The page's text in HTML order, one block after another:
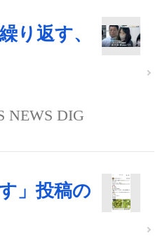
り返す、
NEWS DIG
」投稿の